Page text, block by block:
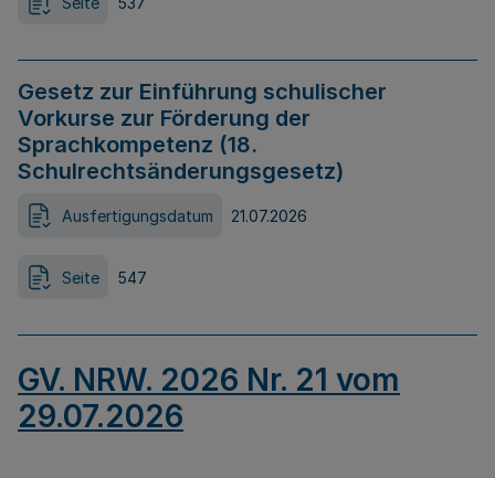
Gesetz zur Einführung schulischer
Vorkurse zur Förderung der
Sprachkompetenz (18.
Schulrechtsänderungsgesetz)
Ausfertigungsdatum 21.07.2026
Seite 547
GV. NRW. 2026 Nr. 21 vom
29.07.2026